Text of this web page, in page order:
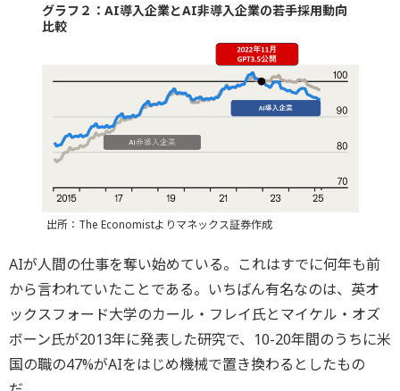
グラフ２：AI導入企業とAI非導入企業の若手採用動向
比較
出所：The Economistよりマネックス証券作成
AIが人間の仕事を奪い始めている。これはすでに何年も前
から言われていたことである。いちばん有名なのは、英オ
ックスフォード大学のカール・フレイ氏とマイケル・オズ
ボーン氏が2013年に発表した研究で、10-20年間のうちに米
国の職の47%がAIをはじめ機械で置き換わるとしたもの